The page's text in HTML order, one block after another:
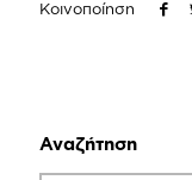
Κοινοποίηση
Αναζήτηση